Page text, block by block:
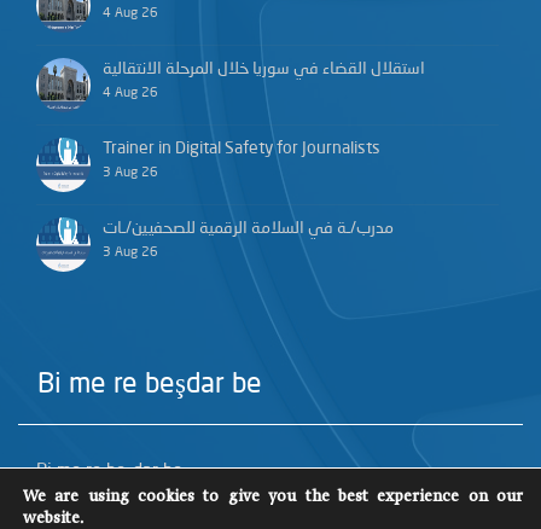
4 Aug 26
استقلال القضاء في سوريا خلال المرحلة الانتقالية
4 Aug 26
Trainer in Digital Safety for Journalists
3 Aug 26
مدرب/ـة في السلامة الرقمية للصحفيين/ـات
3 Aug 26
Bi me re beşdar be
Bi me re beşdar be
We are using cookies to give you the best experience on our
website.